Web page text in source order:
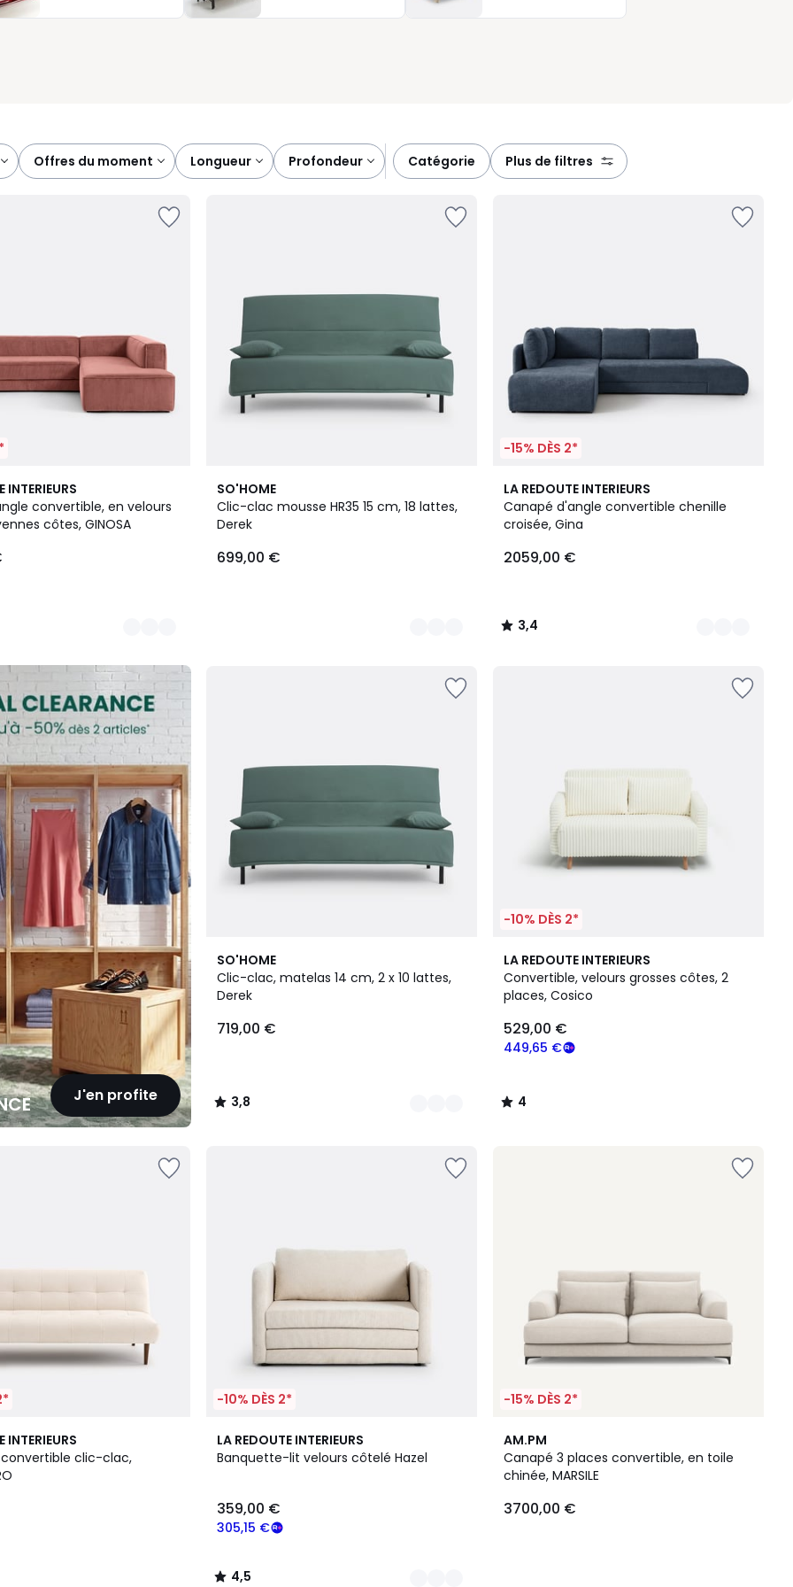
linge de lit ou les accoudoirs compacts pour libérer de
offres du moment longueur profondeur catégorie plus de filtres
INTERIEURS
convertible, en velours
côtes, GINOSA
SO'HOME
Clic-clac mousse HR35 15 cm, 18 lattes,
Derek
699,00 €
7
Couleurs
-15% DÈS 2*
LA REDOUTE INTERIEURS
Canapé d'angle convertible chenille
croisée, Gina
2059,00 €
3,4
/ 5
5
Couleurs
3,4
/
J'en profite
SO'HOME
Clic-clac, matelas 14 cm, 2 x 10 lattes,
Derek
719,00 €
3,8
/ 5
7
Couleurs
3,8
/
-10% DÈS 2*
LA REDOUTE INTERIEURS
Convertible, velours grosses côtes, 2
places, Cosico
449,65 €
529,00 €
4
/
5
4
/
INTERIEURS
clic-clac,
-10% DÈS 2*
LA REDOUTE INTERIEURS
Banquette-lit velours côtelé Hazel
305,15 €
359,00 €
4,5
/ 5
2
Couleurs
4,5
-15% DÈS 2*
AM.PM
Canapé 3 places convertible, en toile
chinée, MARSILE
3700,00 €